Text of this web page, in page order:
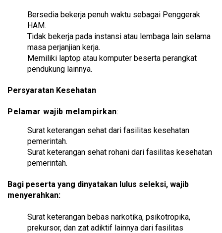
Bersedia bekerja penuh waktu sebagai Penggerak
HAM.
Tidak bekerja pada instansi atau lembaga lain selama
masa perjanjian kerja.
Memiliki laptop atau komputer beserta perangkat
pendukung lainnya.
Persyaratan Kesehatan
Pelamar wajib melampirkan:
Surat keterangan sehat dari fasilitas kesehatan
pemerintah.
Surat keterangan sehat rohani dari fasilitas kesehatan
pemerintah.
Bagi peserta yang dinyatakan lulus seleksi, wajib
menyerahkan:
Surat keterangan bebas narkotika, psikotropika,
prekursor, dan zat adiktif lainnya dari fasilitas